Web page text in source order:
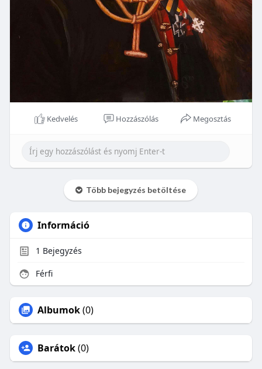
Kedvelés Hozzászólás Megosztás
Több bejegyzés betöltése
Információ
1 Bejegyzés
Férfi
Albumok(0)
Barátok(0)